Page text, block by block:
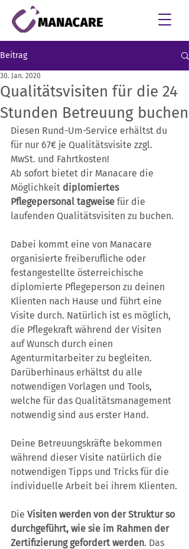
Beitrag
Qualitätsvisiten für die 24
Stunden Betreuung buchen
30. Jan. 2020
Diesen Rund-Um-Service erhältst du
für nur 67€ je Qualitätsvisite zzgl.
MwSt. und Fahrtkosten!
Ab sofort bietet dir Manacare die
Möglichkeit diplomiertes
Pflegepersonal tagweise für die
laufenden Qualitätsvisiten zu buchen.
Dabei kommt eine von Manacare
organisierte freiberufliche oder
festangestellte österreichische
diplomierte Pflegeperson zu deinen
Klienten nach Hause und führt eine
Visite durch. Natürlich ist es möglich,
die Pflegekraft während der Visiten
auf Wunsch durch einen
Agenturmitarbeiter zu begleiten.
Darüberhinaus erhältst du alle
notwendigen Vorlagen und Tools,
welche für das Qualitätsmanagement
notwendig sind aus erster Hand.
Deine Betreuungskräfte bekommen
während dieser Visite natürlich die
notwendigen Tipps und Tricks für die
individuelle Arbeit bei ihrem Klienten.
Die Visiten werden von der Struktur so
durchgeführt, wie sie im Rahmen der
Zertifizierung gefordert werden. Das